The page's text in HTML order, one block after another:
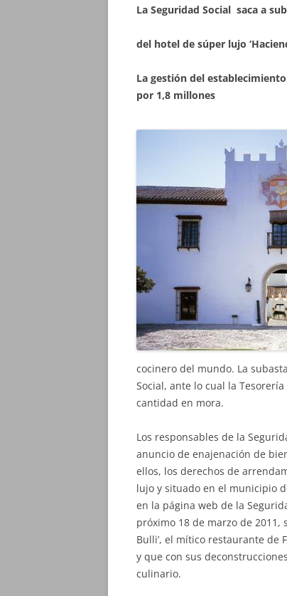
La Seguridad Social saca a
del hotel de súper lujo
La gestión del
por 1,8 millones
cocinero del mundo. La
Social, ante lo cual la
cantidad en mora.
Los responsables de la
anuncio de enajenación de
ellos, los derechos de
lujo y situado en el municipio
en la página web de la
próximo 18 de marzo de 2011,
Bulli’, el mítico restaurante de
y que con sus
culinario.